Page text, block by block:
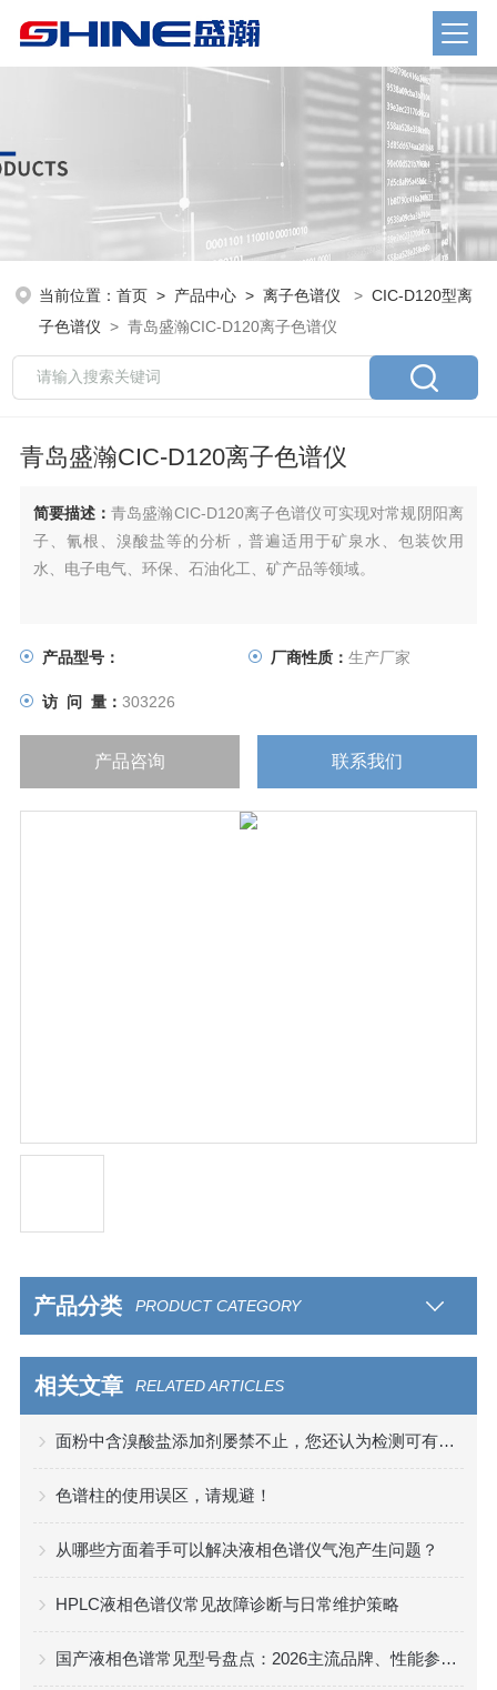
当前位置：首页 > 产品中心 >离子色谱仪 >CIC-D120型离
子色谱仪 > 青岛盛瀚CIC-D120离子色谱仪
青岛盛瀚CIC-D120离子色谱仪
简要描述： 青岛盛瀚CIC-D120离子色谱仪可实现对常规阴阳离
子、氰根、溴酸盐等的分析，普遍适用于矿泉水、包装饮用
水、电子电气、环保、石油化工、矿产品等领域。
产品型号： 厂商性质： 生产厂家
访 问 量： 303226
产品咨询 联系我们
产品分类 PRODUCT CATEGORY
相关文章 RELATED ARTICLES
面粉中含溴酸盐添加剂屡禁不止，您还认为检测可有可无吗
色谱柱的使用误区，请规避！
从哪些方面着手可以解决液相色谱仪气泡产生问题？
HPLC液相色谱仪常见故障诊断与日常维护策略
国产液相色谱常见型号盘点：2026主流品牌、性能参数与选型建议